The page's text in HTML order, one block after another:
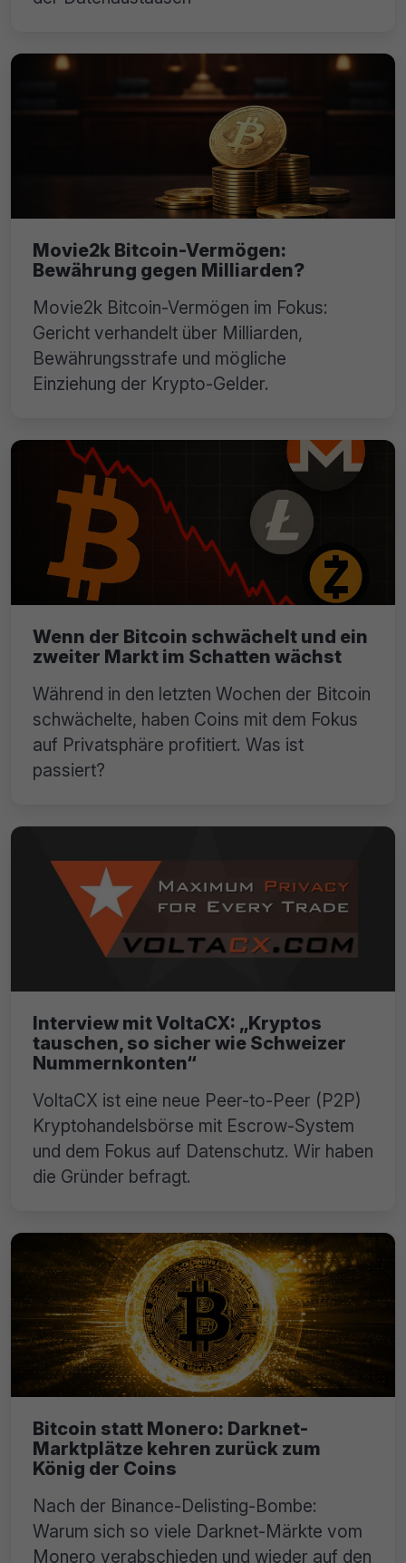
Movie2k Bitcoin-Vermögen:
Bewährung gegen Milliarden?
Movie2k Bitcoin-Vermögen im Fokus:
Gericht verhandelt über Milliarden,
Bewährungsstrafe und mögliche
Einziehung der Krypto-Gelder.
Wenn der Bitcoin schwächelt und ein
zweiter Markt im Schatten wächst
Während in den letzten Wochen der Bitcoin
schwächelte, haben Coins mit dem Fokus
auf Privatsphäre profitiert. Was ist
passiert?
Interview mit VoltaCX: „Kryptos
tauschen, so sicher wie Schweizer
Nummernkonten“
VoltaCX ist eine neue Peer-to-Peer (P2P)
Kryptohandelsbörse mit Escrow-System
und dem Fokus auf Datenschutz. Wir haben
die Gründer befragt.
Bitcoin statt Monero: Darknet-
Marktplätze kehren zurück zum
König der Coins
Nach der Binance-Delisting-Bombe:
Warum sich so viele Darknet-Märkte vom
Monero verabschieden und wieder auf den